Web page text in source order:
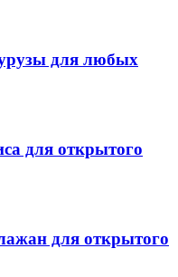
для любых
для открытого
для открытого